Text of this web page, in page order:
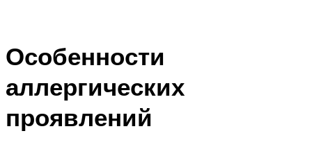
Особенности
аллергических
проявлений